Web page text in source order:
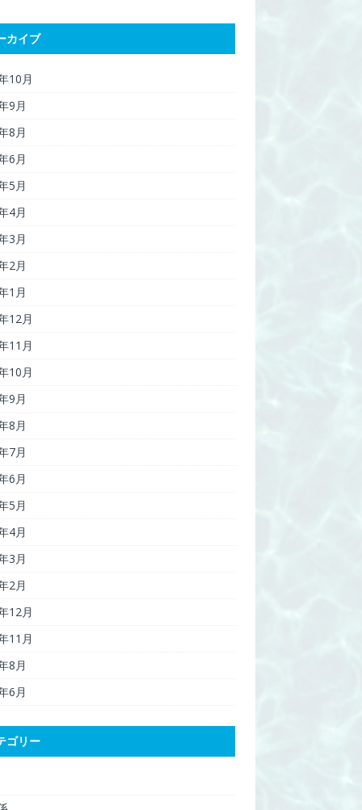
カイブ
10月
9月
8月
6月
5月
4月
3月
2月
1月
12月
11月
10月
9月
8月
7月
6月
5月
4月
3月
2月
12月
11月
8月
6月
ゴリー